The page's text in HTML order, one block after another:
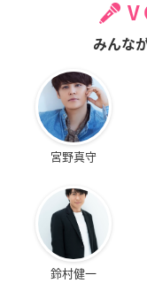
みんな
宮野真守
鈴村健一